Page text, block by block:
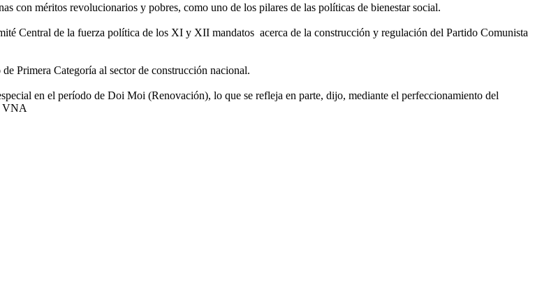
con méritos revolucionarios y pobres, como uno de los pilares de las políticas de bienestar social.
Central de la fuerza política de los XI y XII mandatos acerca de la construcción y regulación del Partido Comunista
Primera Categoría al sector de construcción nacional.
en el período de Doi Moi (Renovación), lo que se refleja en parte, dijo, mediante el perfeccionamiento del
VNA